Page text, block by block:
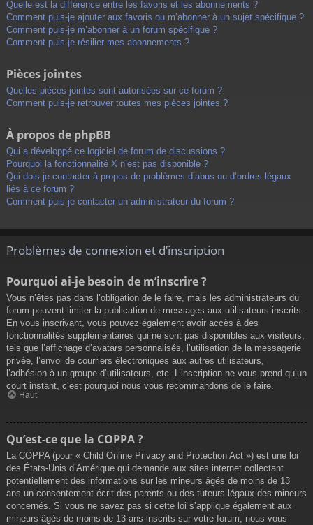
Quelle est la différence entre les favoris et les abonnements ?
Comment puis-je ajouter aux favoris ou m’abonner à un sujet spécifique ?
Comment puis-je m’abonner à un forum spécifique ?
Comment puis-je résilier mes abonnements ?
Pièces jointes
Quelles pièces jointes sont autorisées sur ce forum ?
Comment puis-je retrouver toutes mes pièces jointes ?
À propos de phpBB
Qui a développé ce logiciel de forum de discussions ?
Pourquoi la fonctionnalité X n’est pas disponible ?
Qui dois-je contacter à propos de problèmes d’abus ou d’ordres légaux
liés à ce forum ?
Comment puis-je contacter un administrateur du forum ?
Problèmes de connexion et d’inscription
Pourquoi ai-je besoin de m’inscrire ?
Vous n’êtes pas dans l’obligation de le faire, mais les administrateurs du
forum peuvent limiter la publication de messages aux utilisateurs inscrits.
En vous inscrivant, vous pouvez également avoir accès à des
fonctionnalités supplémentaires qui ne sont pas disponibles aux visiteurs,
tels que l’affichage d’avatars personnalisés, l’utilisation de la messagerie
privée, l’envoi de courriers électroniques aux autres utilisateurs,
l’adhésion à un groupe d’utilisateurs, etc. L’inscription ne vous prend qu’un
court instant, c’est pourquoi nous vous recommandons de le faire.
Haut
Qu’est-ce que la COPPA ?
La COPPA (pour « Child Online Privacy and Protection Act ») est une loi
des États-Unis d’Amérique qui demande aux sites internet collectant
potentiellement des informations sur les mineurs âgés de moins de 13
ans un consentement écrit des parents ou des tuteurs légaux des mineurs
concernés. Si vous ne savez pas si cette loi s’applique également aux
mineurs âgés de moins de 13 ans inscrits sur votre forum, nous vous